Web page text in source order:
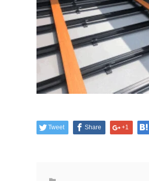
Tweet Share +1